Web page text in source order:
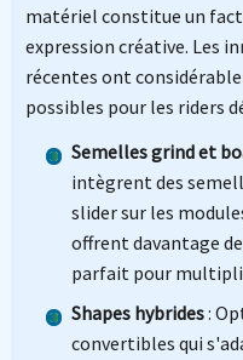
matériel constitue un
expression créative. Les
récentes ont
possibles pour les riders
Semelles grind et
intègrent des
slider sur les
offrent davantage
parfait pour
Shapes hybrides:
convertibles qui